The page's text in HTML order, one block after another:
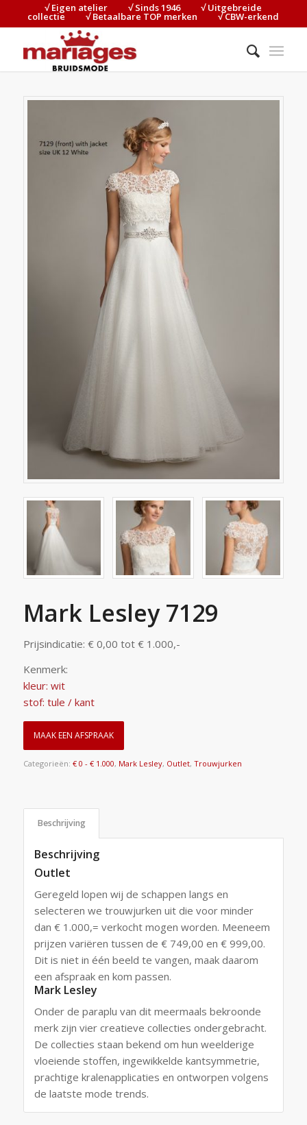
√ Eigen atelier⠀⠀⠀√ Sinds 1946⠀⠀⠀√ Uitgebreide
collectie⠀⠀⠀√ Betaalbare TOP merken⠀⠀⠀√ CBW-erkend
Mark Lesley 7129
Prijsindicatie: € 0,00 tot € 1.000,-
Kenmerk:
kleur: wit
stof: tule / kant
MAAK EEN AFSPRAAK
Categorieën: € 0 - € 1.000, Mark Lesley, Outlet, Trouwjurken
Beschrijving
Beschrijving
Outlet
Geregeld lopen wij de schappen langs en
selecteren we trouwjurken uit die voor minder
dan € 1.000,= verkocht mogen worden. Meeneem
prijzen variëren tussen de € 749,00 en € 999,00.
Dit is niet in één beeld te vangen, maak daarom
een afspraak en kom passen.
Mark Lesley
Onder de paraplu van dit meermaals bekroonde
merk zijn vier creatieve collecties ondergebracht.
De collecties staan ​​bekend om hun weelderige
vloeiende stoffen, ingewikkelde kantsymmetrie,
prachtige kralenapplicaties en ontworpen volgens
de laatste mode trends.